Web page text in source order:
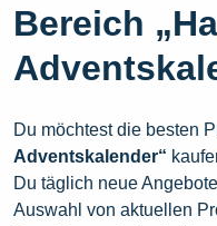
Bereich
Du möchtest die besten
Adventskalender“
Du täglich neue
Auswahl von aktuellen